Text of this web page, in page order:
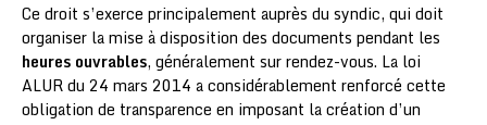
Ce droit s’exerce principalement auprès du syndic, qui doit
organiser la mise à disposition des documents pendant les
heures ouvrables, généralement sur rendez-vous. La loi
ALUR du 24 mars 2014 a considérablement renforcé cette
obligation de transparence en imposant la création d’un